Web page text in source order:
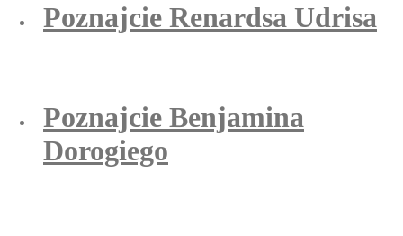
Poznajcie Renardsa Udrisa
Poznajcie Benjamina
Dorogiego